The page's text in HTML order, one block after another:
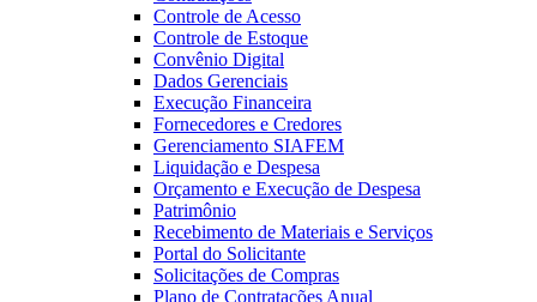
Controle de Acesso
Controle de Estoque
Convênio Digital
Dados Gerenciais
Execução Financeira
Fornecedores e Credores
Gerenciamento SIAFEM
Liquidação e Despesa
Orçamento e Execução de Despesa
Patrimônio
Recebimento de Materiais e Serviços
Portal do Solicitante
Solicitações de Compras
Plano de Contratações Anual